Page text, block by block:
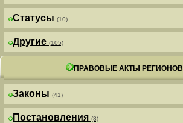
Статусы (10)
Другие (105)
ПРАВОВЫЕ АКТЫ РЕГИОНОВ
Законы (41)
Постановления (8)